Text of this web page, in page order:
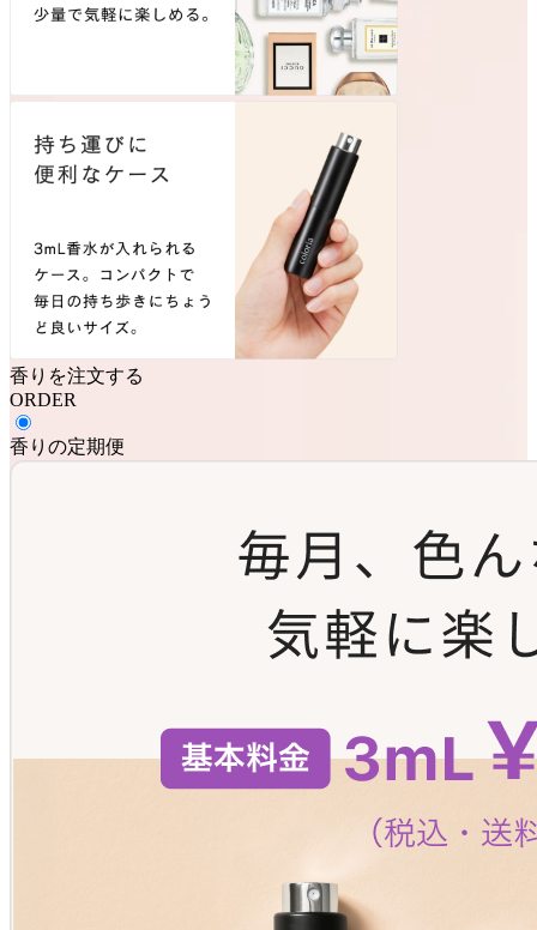
香りを注文する
ORDER
香りの定期便